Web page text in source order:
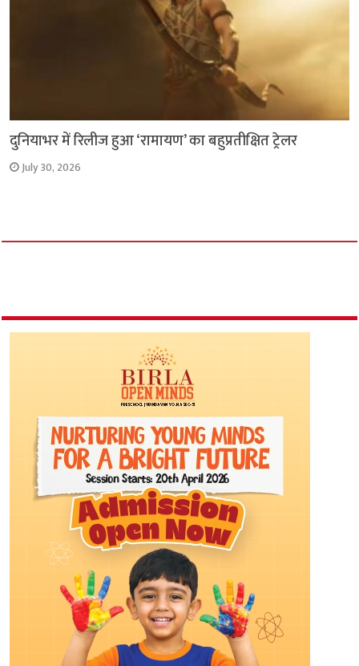
दुनियाभर में रिलीज हुआ ‘रामायण’ का बहुप्रतीक्षित ट्रेलर
July 30, 2026